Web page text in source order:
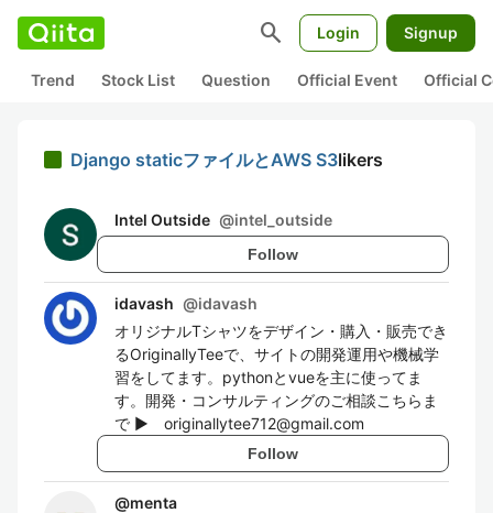
search Login Signup
Trend Stock List Question Official Event Official
Django staticファイルとAWS S3likers
Intel Outside @intel_outside
Follow
idavash @idavash
オリジナルTシャツをデザイン・購入・販売でき
るOriginallyTeeで、サイトの開発運用や機械学
習をしてます。pythonとvueを主に使ってま
す。開発・コンサルティングのご相談こちらま
で ▶ originallytee712@gmail.com
Follow
@menta